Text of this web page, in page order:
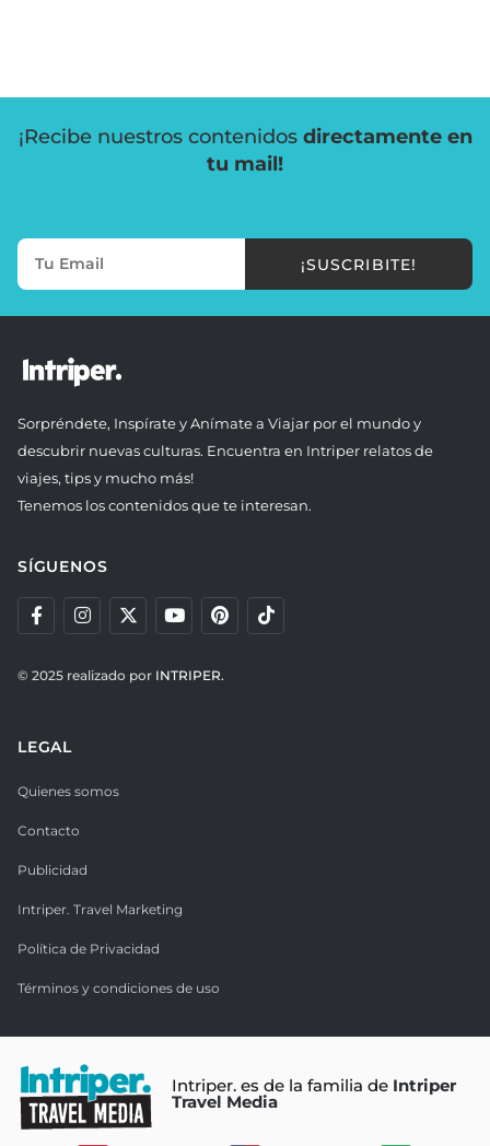
¡Recibe nuestros contenidos directamente en
tu mail!
¡SUSCRIBITE!
Sorpréndete, Inspírate y Anímate a Viajar por el mundo y
descubrir nuevas culturas. Encuentra en Intriper relatos de
viajes, tips y mucho más!
Tenemos los contenidos que te interesan.
SÍGUENOS
© 2025 realizado por INTRIPER.
LEGAL
Quienes somos
Contacto
Publicidad
Intriper. Travel Marketing
Política de Privacidad
Términos y condiciones de uso
Intriper. es de la familia de Intriper
Travel Media